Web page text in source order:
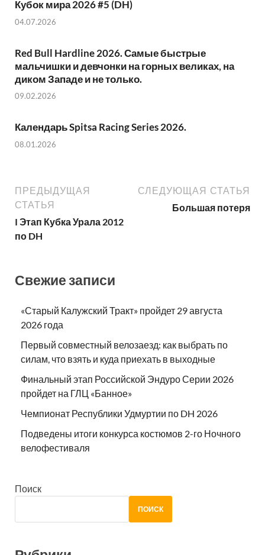
Кубок мира 2026 #5 (DH)
04.07.2026
Red Bull Hardline 2026. Самые быстрые
мальчишки и девчонки на горных великах, на
диком Западе и не только.
09.02.2026
Календарь Spitsa Racing Series 2026.
08.01.2026
ПРЕДЫДУЩАЯ
СТАТЬЯ
I Этап Кубка Урала 2012
по DH
СЛЕДУЮЩАЯ СТАТЬЯ
Большая потеря
Свежие записи
«Старый Калужский Тракт» пройдет 29 августа
2026 года
Первый совместный велозаезд: как выбрать по
силам, что взять и куда приехать в выходные
Финальный этап Российской Эндуро Серии 2026
пройдет на ГЛЦ «Банное»
Чемпионат Республики Удмуртии по DH 2026
Подведены итоги конкурса костюмов 2-го Ночного
велофестиваля
Поиск
ПОИСК